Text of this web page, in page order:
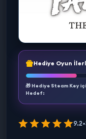
Hediye Oyun
🎁 Hediye Steam Key
Hedef:
9.2•